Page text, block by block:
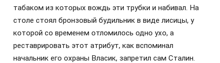
табаком из которых вождь эти трубки и набивал. На
столе стоял бронзовый будильник в виде лисицы, у
которой со временем отломилось одно ухо, а
реставрировать этот атрибут, как вспоминал
начальник его охраны Власик, запретил сам Сталин.